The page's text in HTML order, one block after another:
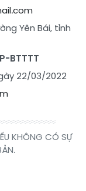
Yên Bái, tỉnh
BTTTT
22/03/2022
KHÔNG CÓ SỰ